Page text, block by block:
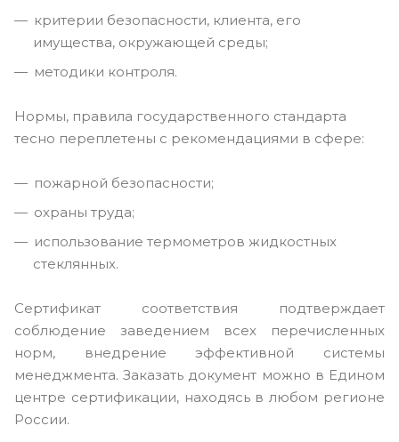
критерии безопасности, клиента, его
имущества, окружающей среды;
методики контроля.
Нормы, правила государственного стандарта
тесно переплетены с рекомендациями в сфере:
пожарной безопасности;
охраны труда;
использование термометров жидкостных
стеклянных.
Сертификат соответствия подтверждает
соблюдение заведением всех перечисленных
норм, внедрение эффективной системы
менеджмента. Заказать документ можно в Едином
центре сертификации, находясь в любом регионе
России.